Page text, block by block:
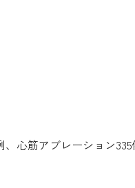
心筋アブレーション